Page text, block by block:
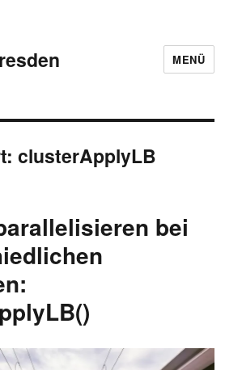
MENÜ
clusterApplyLB
bei